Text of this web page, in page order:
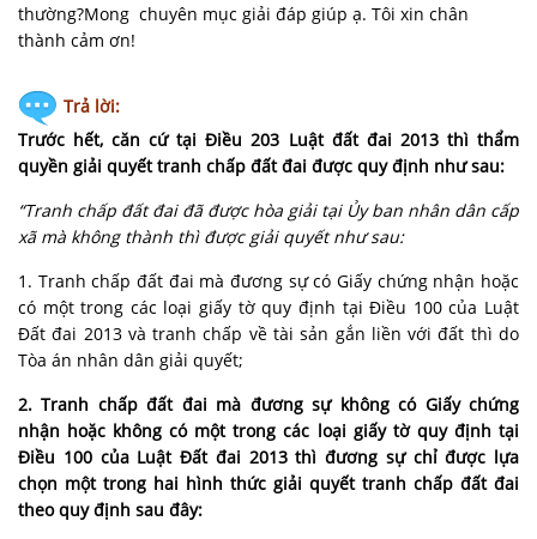
thường?Mong chuyên mục giải đáp giúp ạ. Tôi xin chân
thành cảm ơn!
Trả lời:
Trước hết, căn cứ tại Điều 203 Luật đất đai 2013 thì thẩm
quyền giải quyết tranh chấp đất đai được quy định như sau:
“Tranh chấp đất đai đã được hòa giải tại Ủy ban nhân dân cấp
xã mà không thành thì được giải quyết như sau:
1. Tranh chấp đất đai mà đương sự có Giấy chứng nhận hoặc
có một trong các loại giấy tờ quy định tại Điều 100 của Luật
Đất đai 2013 và tranh chấp về tài sản gắn liền với đất thì do
Tòa án nhân dân giải quyết;
2. Tranh chấp đất đai mà đương sự không có Giấy chứng
nhận hoặc không có một trong các loại giấy tờ quy định tại
Điều 100 của Luật Đất đai 2013 thì đương sự chỉ được lựa
chọn một trong hai hình thức giải quyết tranh chấp đất đai
theo quy định sau đây: